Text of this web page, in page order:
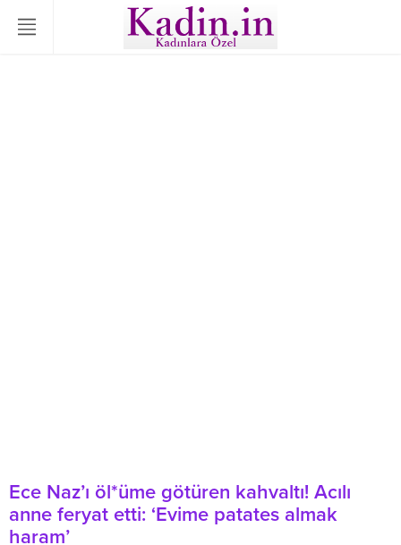
Ece Naz’ı öl*üme götüren kahvaltı! Acılı
anne feryat etti: ‘Evime patates almak
haram’